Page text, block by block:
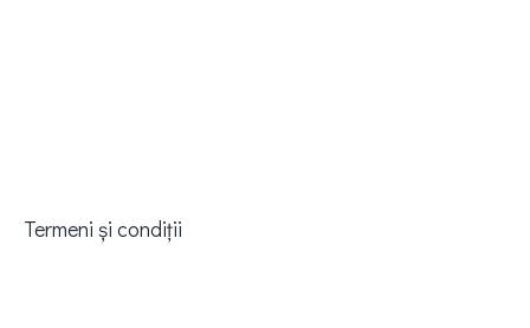
Termeni și condiții